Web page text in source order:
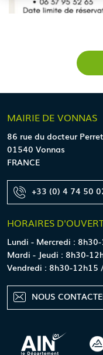
MAIRIE DE VONNAS
86 rue du docteur Perret
01540 Vonnas
FRANCE
+33 (0) 4 74 50
HORAIRES
Lundi - Mercredi :
Mardi - Jeudi : 8h30-
Vendredi : 8h30-12h15
NOUS